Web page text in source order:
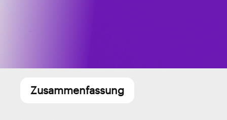
Zusammenfassung